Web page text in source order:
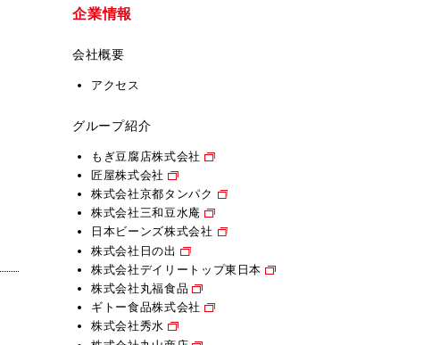
企業情報
会社概要
アクセス
グループ紹介
もぎ豆腐店株式会社
匠屋株式会社
株式会社京都タンパク
株式会社三和豆水庵
日本ビーンズ株式会社
株式会社日の出
株式会社デイリートップ東日本
株式会社丸福食品
ギトー食品株式会社
株式会社秀水